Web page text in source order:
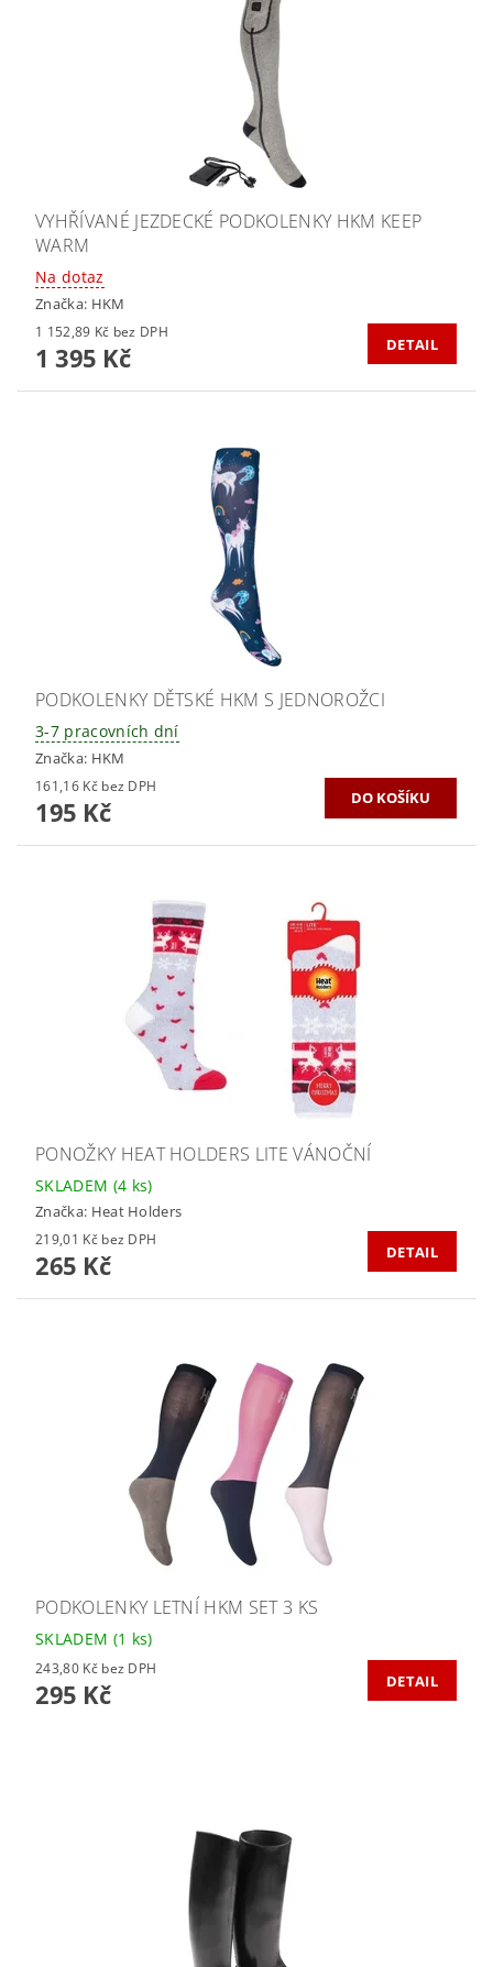
VYHŘÍVANÉ JEZDECKÉ PODKOLENKY HKM KEEP
WARM
Na dotaz
Značka: HKM
1 152,89 Kč bez DPH
1 395 Kč DETAIL
PODKOLENKY DĚTSKÉ HKM S JEDNOROŽCI
3-7 pracovních dní
Značka: HKM
161,16 Kč bez DPH
195 Kč
PONOŽKY HEAT HOLDERS LITE VÁNOČNÍ
SKLADEM (4 ks)
Značka: Heat Holders
219,01 Kč bez DPH
265 Kč DETAIL
PODKOLENKY LETNÍ HKM SET 3 KS
SKLADEM (1 ks)
243,80 Kč bez DPH
295 Kč DETAIL